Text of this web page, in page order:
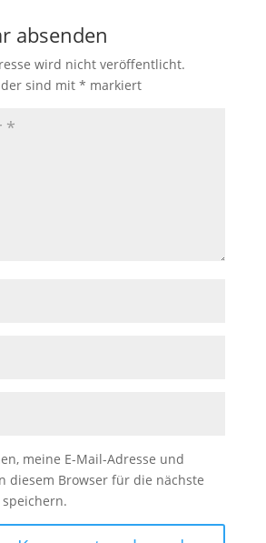
absenden
wird nicht veröffentlicht.
sind mit * markiert
meine E-Mail-Adresse und
diesem Browser für die nächste